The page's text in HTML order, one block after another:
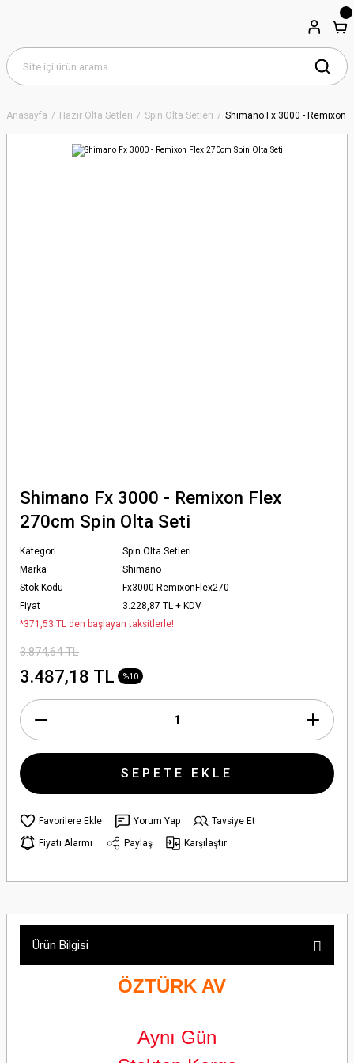
Anasayfa Hazır Olta Setleri Spin Olta Setleri Shimano Fx 3000 - Remixon
Shimano Fx 3000 - Remixon Flex
270cm Spin Olta Seti
Kategori
Spin Olta Setleri
Marka
Shimano
Stok Kodu
Fx3000-RemixonFlex270
Fiyat
3.228,87 TL + KDV
*371,53 TL den başlayan taksitlerle!
3.874,64 TL
3.487,18 TL %10
SEPETE EKLE
Yorum Yap
Tavsiye Et
Fiyatı Alarmı
Paylaş Karşılaştır
Ürün Bilgisi
ÖZTÜRK AV
Aynı Gün